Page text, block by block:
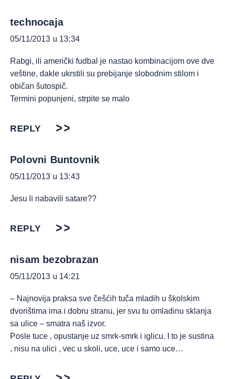
technocaja
05/11/2013 u 13:34
Rabgi, ili američki fudbal je nastao kombinacijom ove dve
veštine, dakle ukrstili su prebijanje slobodnim stilom i
običan šutospič.
Termini popunjeni, strpite se malo
REPLY
Polovni Buntovnik
05/11/2013 u 13:43
Jesu li nabavili satare??
REPLY
nisam bezobrazan
05/11/2013 u 14:21
– Najnovija praksa sve češćih tuča mladih u školskim
dvorištima ima i dobru stranu, jer svu tu omladinu sklanja
sa ulice – smatra naš izvor.
Posle tuce , opustanje uz smrk-smrk i iglicu. I to je sustina
, nisu na ulici , vec u skoli, uce, uce i samo uce…